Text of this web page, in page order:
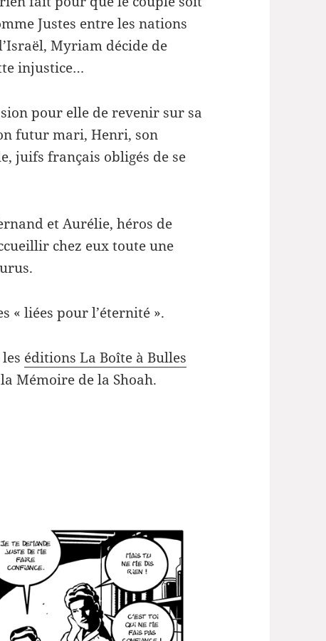
Justes entre les nations
Myriam décide de
injustice…
pour elle de revenir sur sa
futur mari, Henri, son
juifs français obligés de se
et Aurélie, héros de
chez eux toute une
« liées pour l’éternité ».
éditions La Boîte à Bulles
Mémoire de la Shoah.